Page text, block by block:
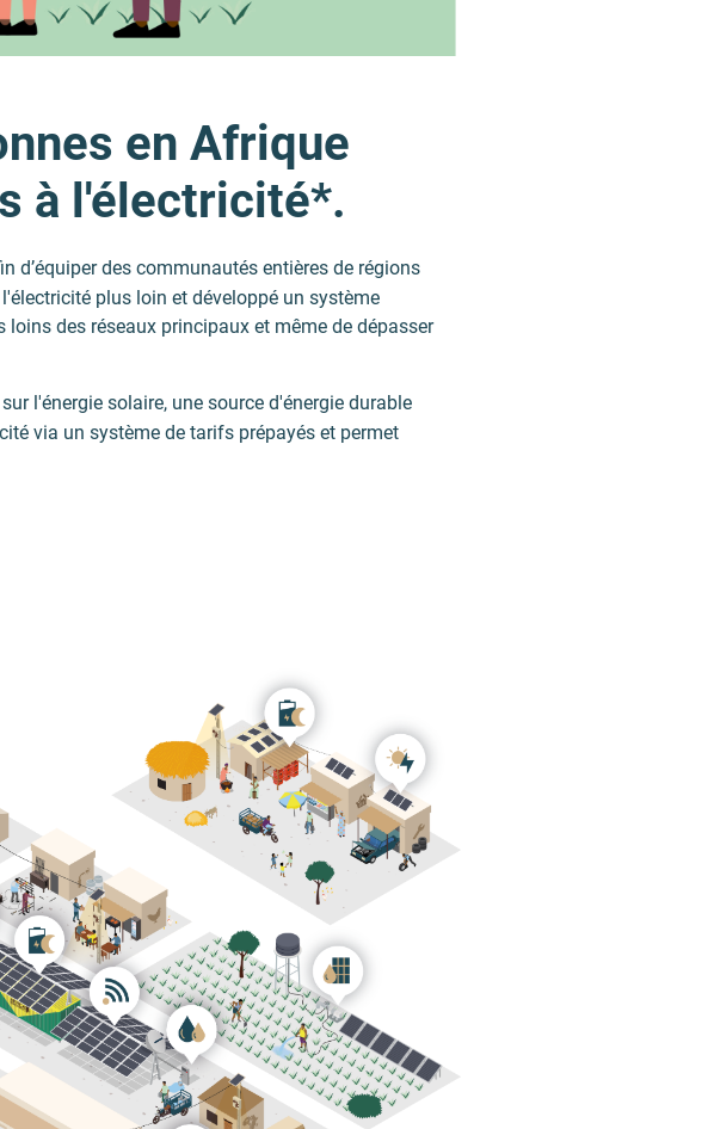
en Afrique
à l'électricité*.
d’équiper des communautés entières de régions
plus loin et développé un système
des réseaux principaux et même de dépasser
l'énergie solaire, une source d'énergie durable
via un système de tarifs prépayés et permet